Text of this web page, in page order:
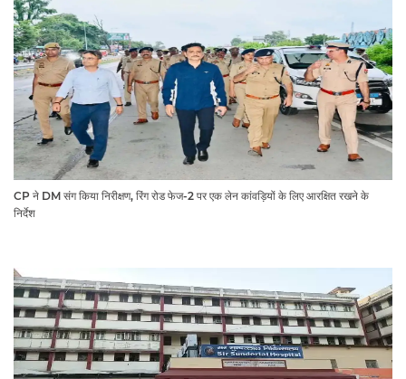
CP ने DM संग किया निरीक्षण, रिंग रोड फेज-2 पर एक लेन कांवड़ियों के लिए आरक्षित रखने के
निर्देश